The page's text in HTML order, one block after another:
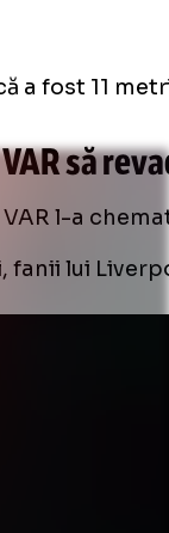
a fost 11
să
l-a
fanii lui